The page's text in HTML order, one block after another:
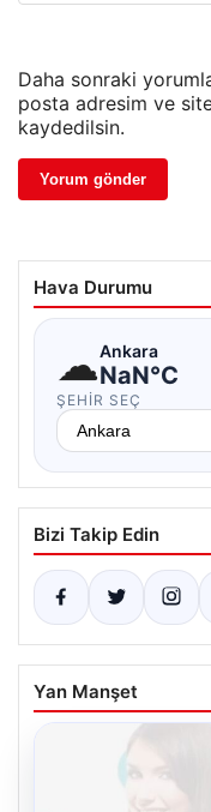
Daha sonraki
posta adresim ve
kaydedilsin.
Hava Durumu
☁Ankara
NaN°C
ŞEHIR SEÇ
Bizi Takip Edin
Yan Manşet